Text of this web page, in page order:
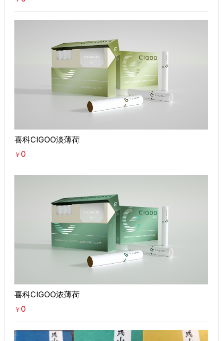
喜科CIGOO淡薄荷
￥ 0
喜科CIGOO浓薄荷
￥ 0